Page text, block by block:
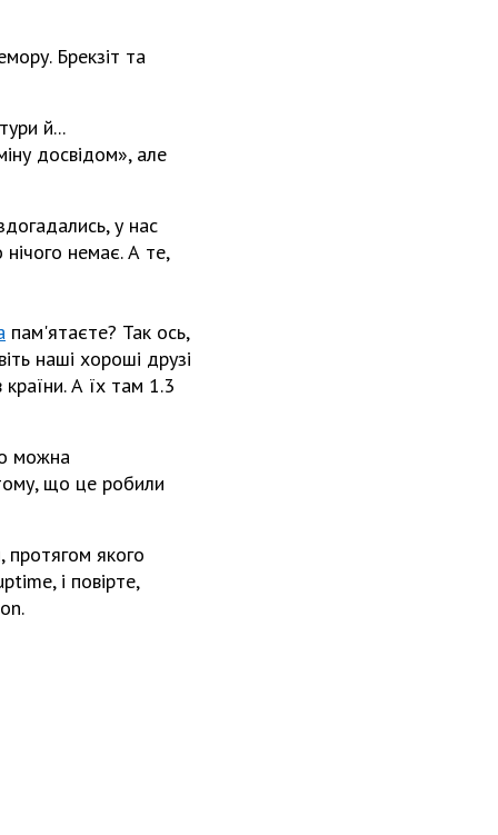
Брекзіт та
й...
досвідом», але
у нас
немає. А те,
пам'ятаєте? Так ось,
наші хороші друзі
країни. А їх там 1.3
можна
що це робили
протягом якого
і повірте,